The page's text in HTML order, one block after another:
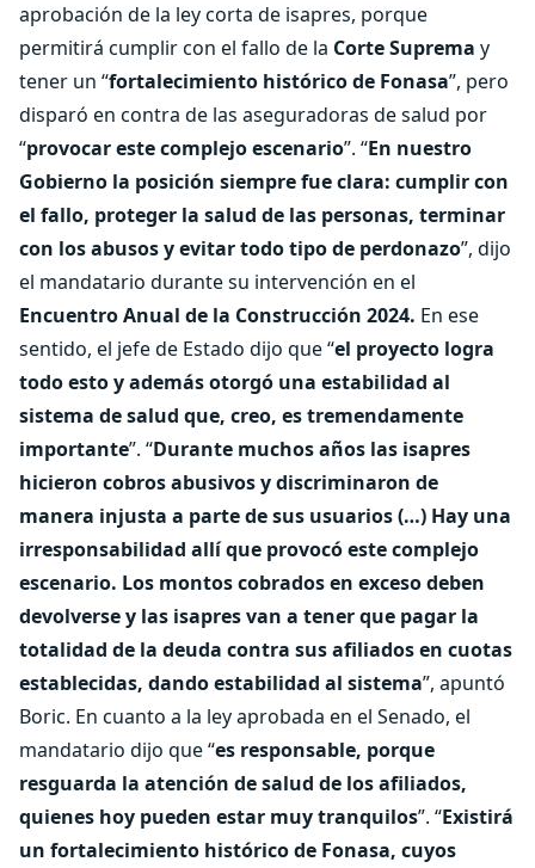
aprobación de la ley corta de isapres, porque
permitirá cumplir con el fallo de la Corte Suprema y
tener un “fortalecimiento histórico de Fonasa”, pero
disparó en contra de las aseguradoras de salud por
“provocar este complejo escenario”. “En nuestro
Gobierno la posición siempre fue clara: cumplir con
el fallo, proteger la salud de las personas, terminar
con los abusos y evitar todo tipo de perdonazo”, dijo
el mandatario durante su intervención en el
Encuentro Anual de la Construcción 2024. En ese
sentido, el jefe de Estado dijo que “el proyecto logra
todo esto y además otorgó una estabilidad al
sistema de salud que, creo, es tremendamente
importante”. “Durante muchos años las isapres
hicieron cobros abusivos y discriminaron de
manera injusta a parte de sus usuarios (…) Hay una
irresponsabilidad allí que provocó este complejo
escenario. Los montos cobrados en exceso deben
devolverse y las isapres van a tener que pagar la
totalidad de la deuda contra sus afiliados en cuotas
establecidas, dando estabilidad al sistema”, apuntó
Boric. En cuanto a la ley aprobada en el Senado, el
mandatario dijo que “es responsable, porque
resguarda la atención de salud de los afiliados,
quienes hoy pueden estar muy tranquilos”. “Existirá
un fortalecimiento histórico de Fonasa, cuyos